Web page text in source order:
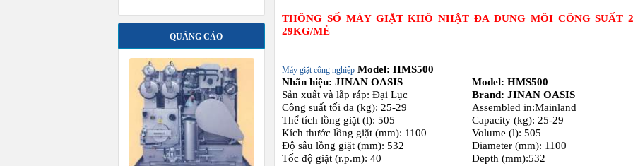
QUẢNG CÁO
THÔNG SỐ MÁY GIẶT KHÔ NHẬT ĐA DUNG MÔI CÔNG SUẤT
29KG/MẺ
Máy giặt công nghiệp Model: HMS500
Nhãn hiệu: JINAN OASIS
Sản xuất và lắp ráp: Đại Lục
Công suất tối đa (kg): 25-29
Thể tích lồng giặt (l): 505
Kích thước lồng giặt (mm): 1100
Độ sâu lồng giặt (mm): 532
Tốc độ giặt (r.p.m): 40
Model: HMS500
Brand: JINAN OASIS
Assembled in:Mainland
Capacity (kg): 25-29
Volume (l): 505
Diameter (mm): 1100
Depth (mm):532